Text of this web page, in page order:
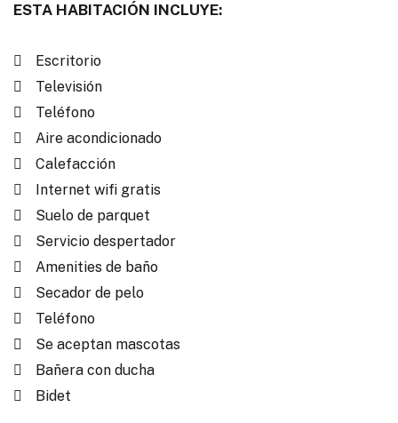
ESTA HABITACIÓN INCLUYE:
Escritorio
Televisión
Teléfono
Aire acondicionado
Calefacción
Internet wifi gratis
Suelo de parquet
Servicio despertador
Amenities de baño
Secador de pelo
Teléfono
Se aceptan mascotas
Bañera con ducha
Bidet